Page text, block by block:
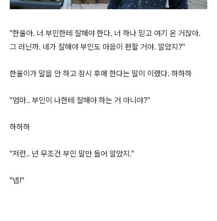
"한울아. 너 부인한테 잘해야 한다. 너 하나 믿고 여기 온 거잖아.
그 러닌까. 네가 잘해야 부인도 마음이 편할 거야. 알았지?"
한울이가 말을 안 하고 잠시 후에 한다는 말이 이랬다. 하하하
"엄마.. 부인이 나한테 잘해야 하는 거 아니야?"
하하하
"저런.. 넌 무조건 부인 말만 들어 알았지."
"넵!"